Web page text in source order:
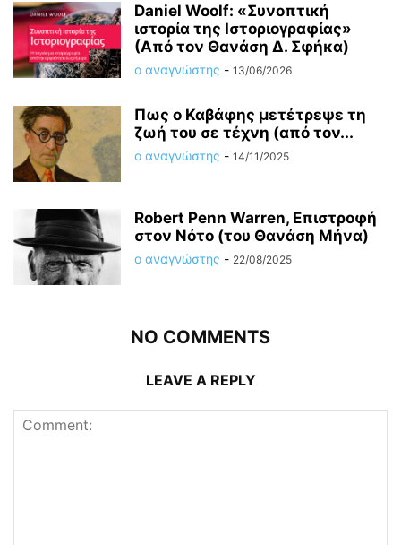
Daniel Woolf: «Συνοπτική
ιστορία της Ιστοριογραφίας»
(Από τον Θανάση Δ. Σφήκα)
ο αναγνώστης - 13/06/2026
Πως ο Καβάφης μετέτρεψε τη
ζωή του σε τέχνη (από τον...
ο αναγνώστης - 14/11/2025
Robert Penn Warren, Επιστροφή
στον Νότο (του Θανάση Μήνα)
ο αναγνώστης - 22/08/2025
NO COMMENTS
LEAVE A REPLY